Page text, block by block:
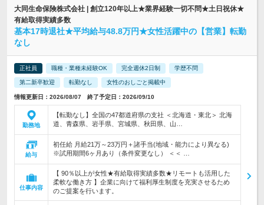
大同生命保険株式会社 | 創立120年以上★業界経験一切不問★土日祝休★
有給取得実績多数
基本17時退社★平均給与48.8万円★女性活躍中の【営業】転勤
なし
正社員 職種・業種未経験OK 完全週休2日制 学歴不問
第二新卒歓迎 転勤なし 女性のおしごと掲載中
情報更新日：2026/08/07 終了予定日：2026/09/10
勤務地
【転勤なし】全国の47都道府県の支社 ＜北海道・東北＞ 北海
道、青森県、岩手県、宮城県、秋田県、山…
給与
初任給 月給21万～23万円＋諸手当(地域・能力により異なる)
※試用期間6ヶ月あり（条件変更なし） ＜＜ …
仕事内容
【 90％以上が女性★有給取得実績多数★リモートも活用した
柔軟な働き方 】企業に向けて福利厚生制度を充実させるため
のご提案を行います。